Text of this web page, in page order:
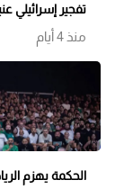
تفجير إسرائيلي
منذ 4 أيام
الحكمة يهزم